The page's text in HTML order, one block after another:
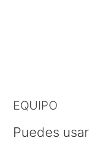
EQUIPO
Puedes